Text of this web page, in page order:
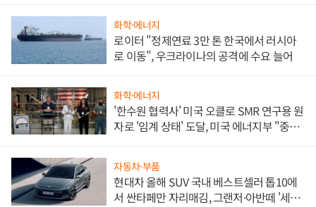
화학·에너지
로이터 "정제연료 3만 톤 한국에서 러시아
로 이동", 우크라이나의 공격에 수요 늘어
화학·에너지
'한수원 협력사' 미국 오클로 SMR 연구용 원
자로 '임계 상태' 도달, 미국 에너지부 "중요
자동차·부품
현대차 올해 SUV 국내 베스트셀러 톱10에
서 싼타페만 자리매김, 그랜저·아반떼 '세단